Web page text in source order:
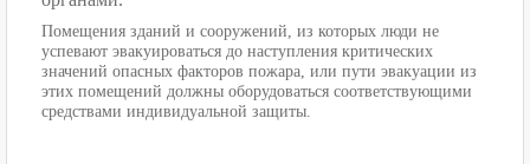
Помещения зданий и сооружений, из которых люди не
успевают эвакуироваться до наступления критических
значений опасных факторов пожара, или пути эвакуации из
этих помещений должны оборудоваться соответствующими
средствами индивидуальной защиты.